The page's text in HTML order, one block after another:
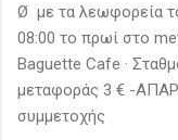
Ø με τα λεωφορεία
08:00 το πρωί στο
Βaguette Cafe ·
μεταφοράς 3 € -
συμμετοχής